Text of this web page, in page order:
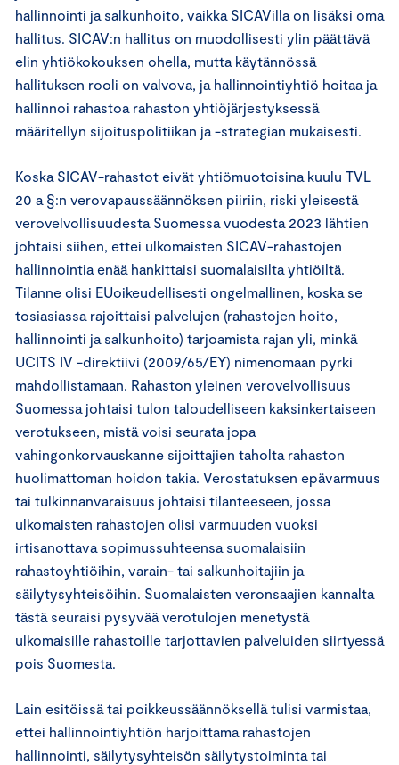
hallinnointi ja salkunhoito, vaikka SICAVilla on lisäksi oma
hallitus. SICAV:n hallitus on muodollisesti ylin päättävä
elin yhtiökokouksen ohella, mutta käytännössä
hallituksen rooli on valvova, ja hallinnointiyhtiö hoitaa ja
hallinnoi rahastoa rahaston yhtiöjärjestyksessä
määritellyn sijoituspolitiikan ja -strategian mukaisesti.
Koska SICAV-rahastot eivät yhtiömuotoisina kuulu TVL
20 a §:n verovapaussäännöksen piiriin, riski yleisestä
verovelvollisuudesta Suomessa vuodesta 2023 lähtien
johtaisi siihen, ettei ulkomaisten SICAV-rahastojen
hallinnointia enää hankittaisi suomalaisilta yhtiöiltä.
Tilanne olisi EUoikeudellisesti ongelmallinen, koska se
tosiasiassa rajoittaisi palvelujen (rahastojen hoito,
hallinnointi ja salkunhoito) tarjoamista rajan yli, minkä
UCITS IV -direktiivi (2009/65/EY) nimenomaan pyrki
mahdollistamaan. Rahaston yleinen verovelvollisuus
Suomessa johtaisi tulon taloudelliseen kaksinkertaiseen
verotukseen, mistä voisi seurata jopa
vahingonkorvauskanne sijoittajien taholta rahaston
huolimattoman hoidon takia. Verostatuksen epävarmuus
tai tulkinnanvaraisuus johtaisi tilanteeseen, jossa
ulkomaisten rahastojen olisi varmuuden vuoksi
irtisanottava sopimussuhteensa suomalaisiin
rahastoyhtiöihin, varain- tai salkunhoitajiin ja
säilytysyhteisöihin. Suomalaisten veronsaajien kannalta
tästä seuraisi pysyvää verotulojen menetystä
ulkomaisille rahastoille tarjottavien palveluiden siirtyessä
pois Suomesta.
Lain esitöissä tai poikkeussäännöksellä tulisi varmistaa,
ettei hallinnointiyhtiön harjoittama rahastojen
hallinnointi, säilytysyhteisön säilytystoiminta tai